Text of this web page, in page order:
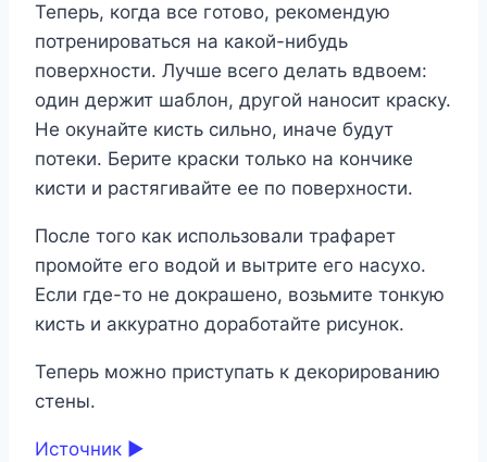
Теперь, когда все готово, рекомендую
потренироваться на какой-нибудь
поверхности. Лучше всего делать вдвоем:
один держит шаблон, другой наносит краску.
Не окунайте кисть сильно, иначе будут
потеки. Берите краски только на кончике
кисти и растягивайте ее по поверхности.
После того как использовали трафарет
промойте его водой и вытрите его насухо.
Если где-то не докрашено, возьмите тонкую
кисть и аккуратно доработайте рисунок.
Теперь можно приступать к декорированию
стены.
Источник ►